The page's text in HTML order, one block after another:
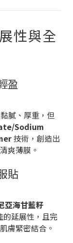
性與全
盈
膩、厚重，但
Sodium
技術，創造出
爽薄膜。
貼
亞海甘藍籽
的延展性，且完
膚緊密結合。